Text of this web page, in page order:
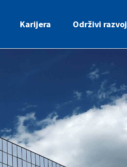
Karijera Održivi razvoj